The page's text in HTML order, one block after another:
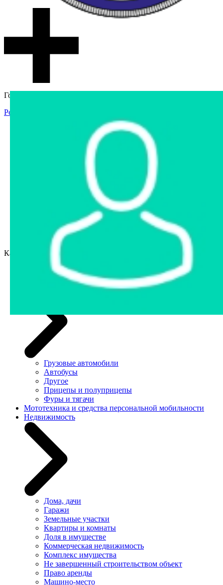
Гостевой доступ
Регистрация
Интернет-магазин
Интернет-витрина
Арестованное имущество
Реестр несостоявшихся торгов
Реестр переоценок
Государственное имущество
Категории
Легковые автомобили
Грузовая техника и автобусы
Грузовые автомобили
Автобусы
Другое
Прицепы и полуприцепы
Фуры и тягачи
Мототехника и средства персональной мобильности
Недвижимость
Дома, дачи
Гаражи
Земельные участки
Квартиры и комнаты
Доля в имуществе
Коммерческая недвижимость
Комплекс имущества
Не завершенный строительством объект
Право аренды
Машино-место